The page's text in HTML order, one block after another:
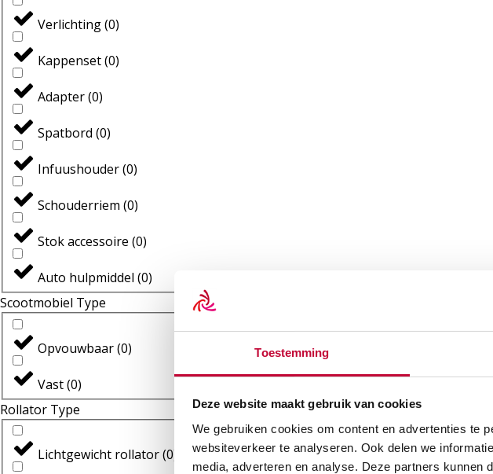
Toestemming
Deze website maakt gebruik van cookies
We gebruiken cookies om content en advertenties te
websiteverkeer te analyseren. Ook delen we
media, adverteren en analyse. Deze partners kunnen
Verlichting(0)
Kappenset(0)
Adapter(0)
Spatbord (0)
Infuushouder(0)
Schouderriem (0)
Stok accessoire (0)
Auto hulpmiddel (0)
Scootmobiel Type
Opvouwbaar(0)
Vast(0)
Rollator Type
Lichtgewicht rollator(0)